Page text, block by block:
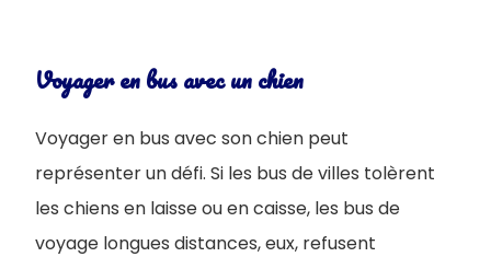
Voyager en bus avec un chien
Voyager en bus avec son chien peut
représenter un défi. Si les bus de villes tolèrent
les chiens en laisse ou en caisse, les bus de
voyage longues distances, eux, refusent